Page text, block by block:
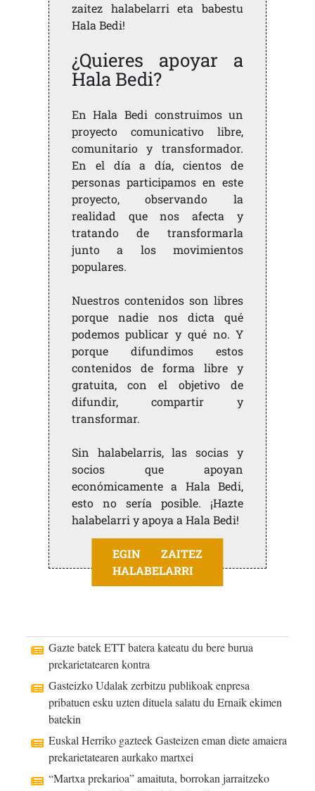
zaitez halabelarri eta babestu
Hala Bedi!
¿Quieres apoyar a
Hala Bedi?
En Hala Bedi construimos un
proyecto comunicativo libre,
comunitario y transformador.
En el día a día, cientos de
personas participamos en este
proyecto, observando la
realidad que nos afecta y
tratando de transformarla
junto a los movimientos
populares.
Nuestros contenidos son libres
porque nadie nos dicta qué
podemos publicar y qué no. Y
porque difundimos estos
contenidos de forma libre y
gratuita, con el objetivo de
difundir, compartir y
transformar.
Sin halabelarris, las socias y
socios que apoyan
económicamente a Hala Bedi,
esto no sería posible. ¡Hazte
halabelarri y apoya a Hala Bedi!
EGIN ZAITEZ
HALABELARRI
Gazte batek ETT batera kateatu du bere burua
prekarietatearen kontra
Gasteizko Udalak zerbitzu publikoak enpresa
pribatuen esku uzten dituela salatu du Ernaik ekimen
batekin
Euskal Herriko gazteek Gasteizen eman diete amaiera
prekarietatearen aurkako martxei
“Martxa prekarioa” amaituta, borrokan jarraitzeko